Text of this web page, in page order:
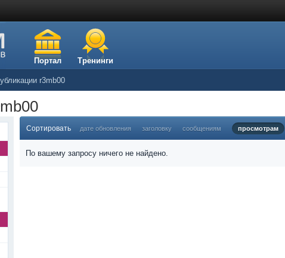
Портал Тренинги
r3mb00
Сортировать дате обновления заголовку сообщениям просмотрам
По вашему запросу ничего не найдено.